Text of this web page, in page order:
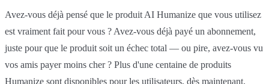
Avez-vous déjà pensé que le produit AI Humanize que vous utilisez
est vraiment fait pour vous ? Avez-vous déjà payé un abonnement,
juste pour que le produit soit un échec total — ou pire, avez-vous vu
vos amis payer moins cher ? Plus d'une centaine de produits
Humanize sont disponibles pour les utilisateurs, dès maintenant.